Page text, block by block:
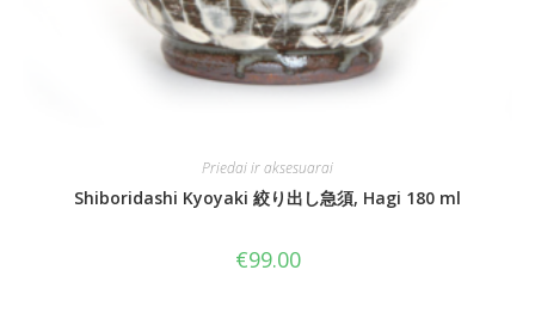
Priedai ir aksesuarai
Shiboridashi Kyoyaki 絞り出し急須, Hagi 180 ml
€99.00